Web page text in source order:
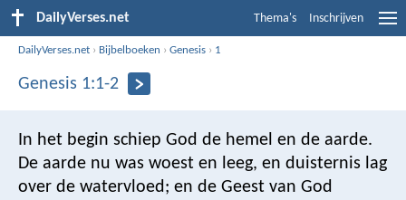
DailyVerses.net Thema's Inschrijven
DailyVerses.net › Bijbelboeken ›Genesis › 1
Genesis 1:1-2
In het begin schiep God de hemel en de aarde.
De aarde nu was woest en leeg, en duisternis lag
over de watervloed; en de Geest van God